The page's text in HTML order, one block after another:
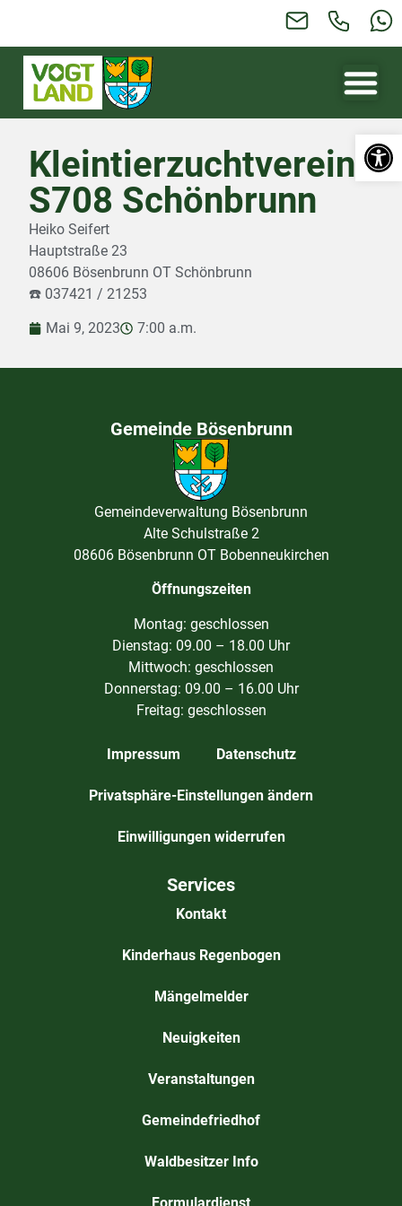
Kleintierzuchtverein
S708 Schönbrunn
Heiko Seifert
Hauptstraße 23
08606 Bösenbrunn OT Schönbrunn
☎️ 037421 / 21253
Mai 9, 2023 7:00 a.m.
Gemeinde Bösenbrunn
Gemeindeverwaltung Bösenbrunn
Alte Schulstraße 2
08606 Bösenbrunn OT Bobenneukirchen
Öffnungszeiten
Montag: geschlossen
Dienstag: 09.00 – 18.00 Uhr
Mittwoch: geschlossen
Donnerstag: 09.00 – 16.00 Uhr
Freitag: geschlossen
Impressum Datenschutz
Privatsphäre-Einstellungen ändern
Einwilligungen widerrufen
Services
Kontakt
Kinderhaus Regenbogen
Mängelmelder
Neuigkeiten
Veranstaltungen
Gemeindefriedhof
Waldbesitzer Info